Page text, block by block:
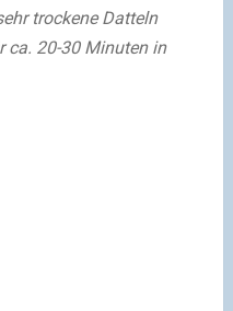
trockene Datteln
ca. 20-30 Minuten in